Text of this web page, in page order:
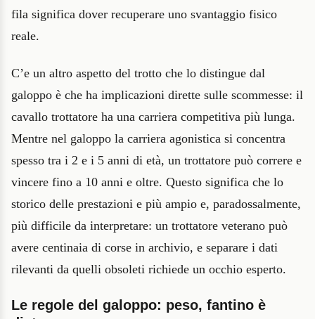
fila significa dover recuperare uno svantaggio fisico
reale.
C’e un altro aspetto del trotto che lo distingue dal
galoppo è che ha implicazioni dirette sulle scommesse: il
cavallo trottatore ha una carriera competitiva più lunga.
Mentre nel galoppo la carriera agonistica si concentra
spesso tra i 2 e i 5 anni di età, un trottatore può correre e
vincere fino a 10 anni e oltre. Questo significa che lo
storico delle prestazioni e più ampio e, paradossalmente,
più difficile da interpretare: un trottatore veterano può
avere centinaia di corse in archivio, e separare i dati
rilevanti da quelli obsoleti richiede un occhio esperto.
Le regole del galoppo: peso, fantino è